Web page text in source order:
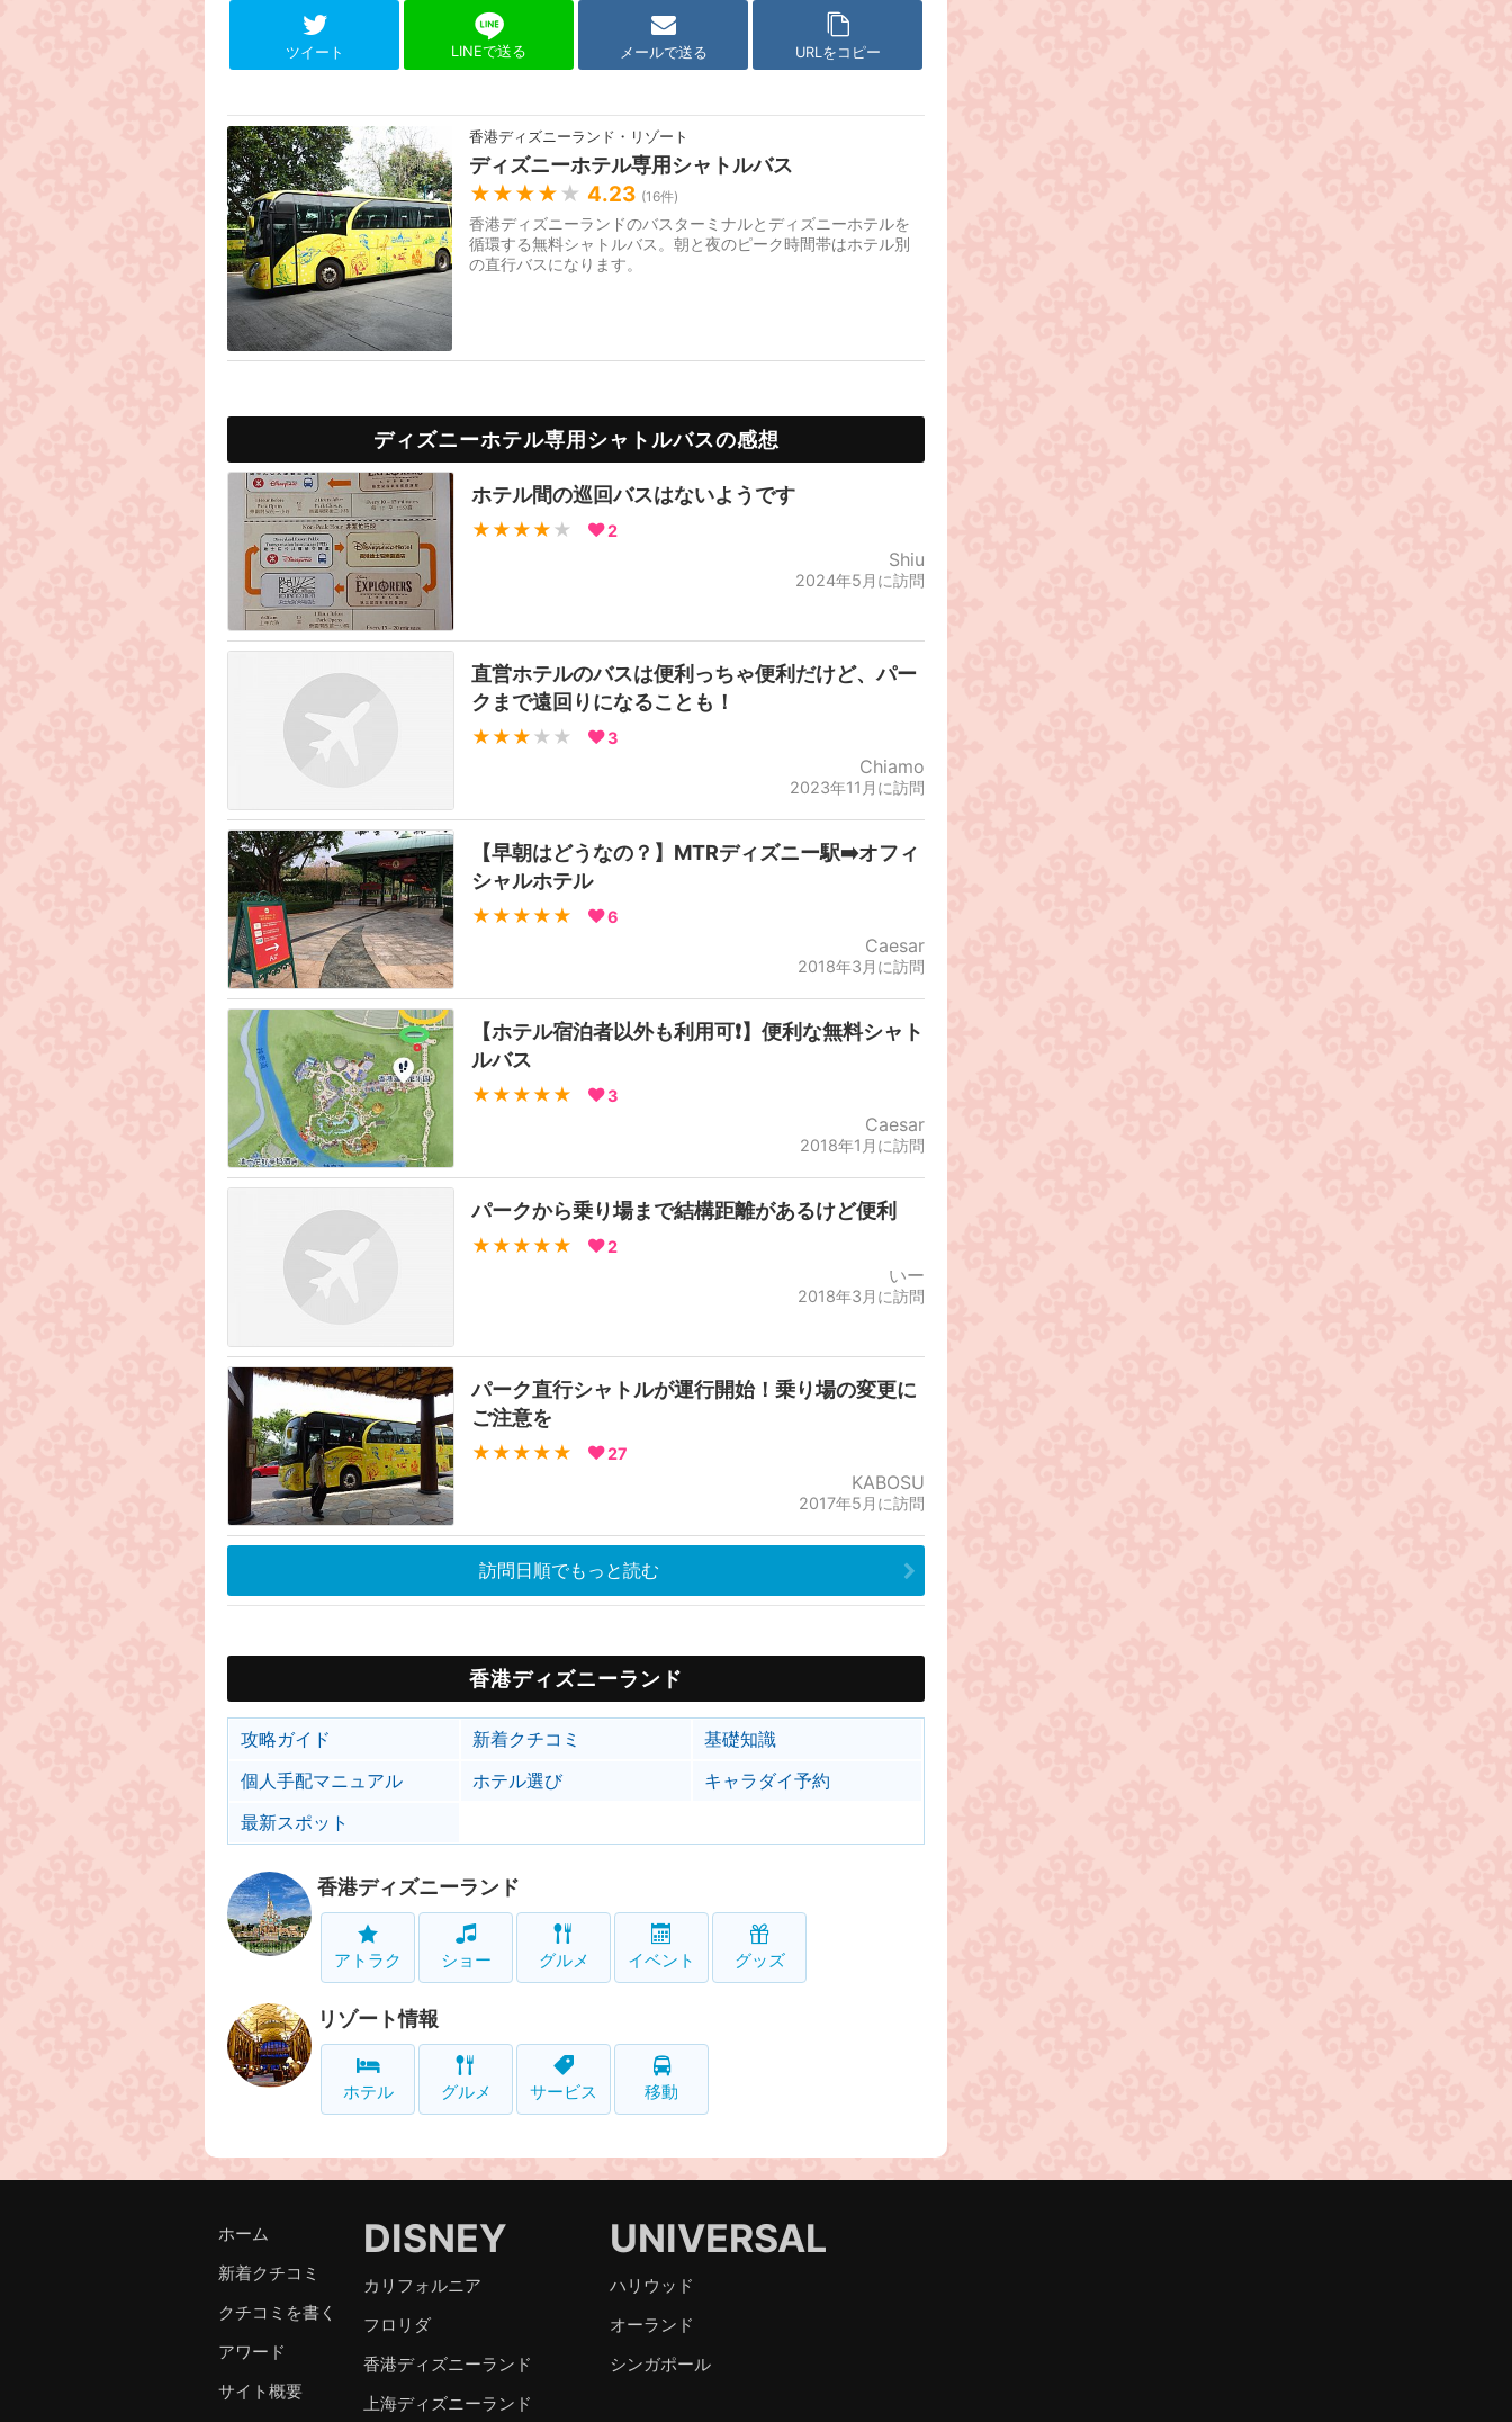
ツイート LINEで送る メールで送る URLをコピー
香港ディズニーランド・リゾート
ディズニーホテル専用シャトルバス
★★★★ ★ 4.23 (16件)
香港ディズニーランドのバスターミナルとディズニーホテルを
循環する無料シャトルバス。朝と夜のピーク時間帯はホテル別
の直行バスになります。
ディズニーホテル専用シャトルバスの感想
ホテル間の巡回バスはないようです
★★★★ ★ 2
Shiu
2024年5月に訪問
直営ホテルのバスは便利っちゃ便利だけど、パー
クまで遠回りになることも！
★★★ ★★ 3
Chiamo
2023年11月に訪問
【早朝はどうなの？】MTRディズニー駅➡️オフィ
シャルホテル
★★★★★ 6
Caesar
2018年3月に訪問
【ホテル宿泊者以外も利用可❗️】便利な無料シャト
ルバス
★★★★★ 3
Caesar
2018年1月に訪問
パークから乗り場まで結構距離があるけど便利
★★★★★ 2
いー
2018年3月に訪問
パーク直行シャトルが運行開始！乗り場の変更に
ご注意を
★★★★★ 27
KABOSU
2017年5月に訪問
訪問日順でもっと読む
香港ディズニーランド
攻略ガイド 新着クチコミ
基礎知識
個人手配マニュアル
ホテル選び
キャラダイ予約
最新スポット
香港ディズニーランド
アトラク ショー グルメ イベント グッズ
リゾート情報
ホテル グルメ サービス 移動
ホーム
新着クチコミ
クチコミを書く
アワード
サイト概要
DISNEY
カリフォルニア
フロリダ
香港ディズニーランド
上海ディズニーランド
UNIVERSAL
ハリウッド
オーランド
シンガポール